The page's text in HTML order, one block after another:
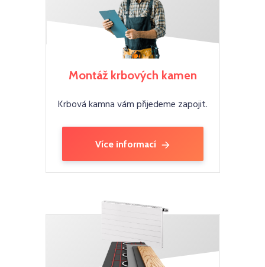
Montáž krbových kamen
Krbová kamna vám přijedeme zapojit.
Více informací